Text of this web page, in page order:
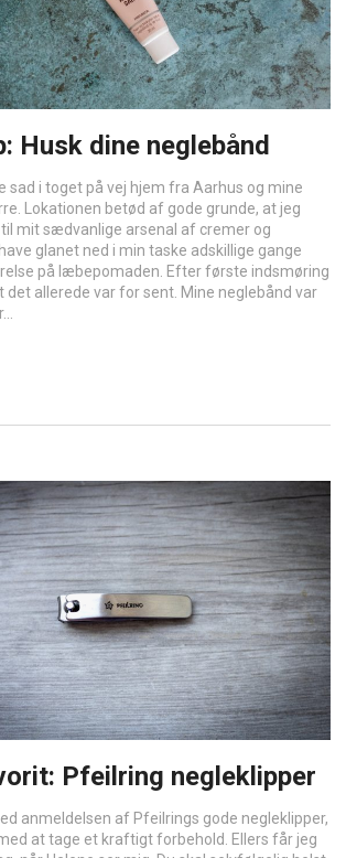
Husk dine neglebånd
sad i toget på vej hjem fra Aarhus og mine
Lokationen betød af gode grunde, at jeg
mit sædvanlige arsenal af cremer og
glanet ned i min taske adskillige gange
på læbepomaden. Efter første indsmøring
det allerede var for sent. Mine neglebånd var
Pfeilring negleklipper
anmeldelsen af Pfeilrings gode negleklipper,
at tage et kraftigt forbehold. Ellers får jeg